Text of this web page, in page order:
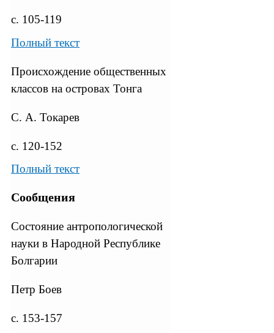
с. 105-119
Полный текст
Происхождение общественных
классов на островах Тонга
С. А. Токарев
с. 120-152
Полный текст
Сообщения
Состояние антропологической
науки в Народной Республике
Болгарии
Петр Боев
с. 153-157